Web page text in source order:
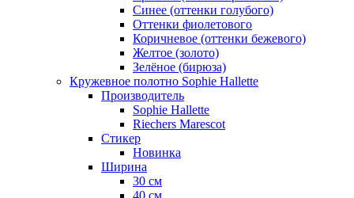
Синее (оттенки голубого)
Оттенки фиолетового
Коричневое (оттенки бежевого)
Желтое (золото)
Зелёное (бирюза)
Кружевное полотно Sophie Hallette
Производитель
Sophie Hallette
Riechers Marescot
Стикер
Новинка
Ширина
30 см
40 см